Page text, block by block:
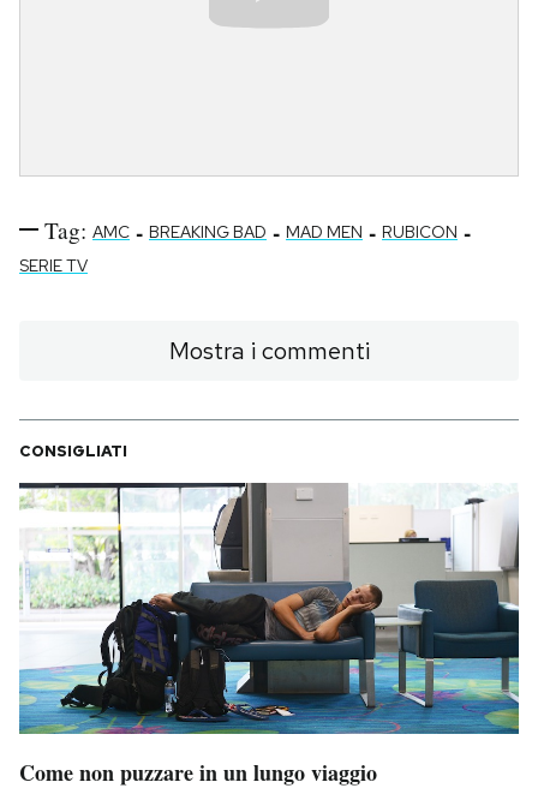
Tag: AMC - BREAKING BAD - MAD MEN - RUBICON -
SERIE TV
Mostra i commenti
CONSIGLIATI
Come non puzzare in un lungo viaggio